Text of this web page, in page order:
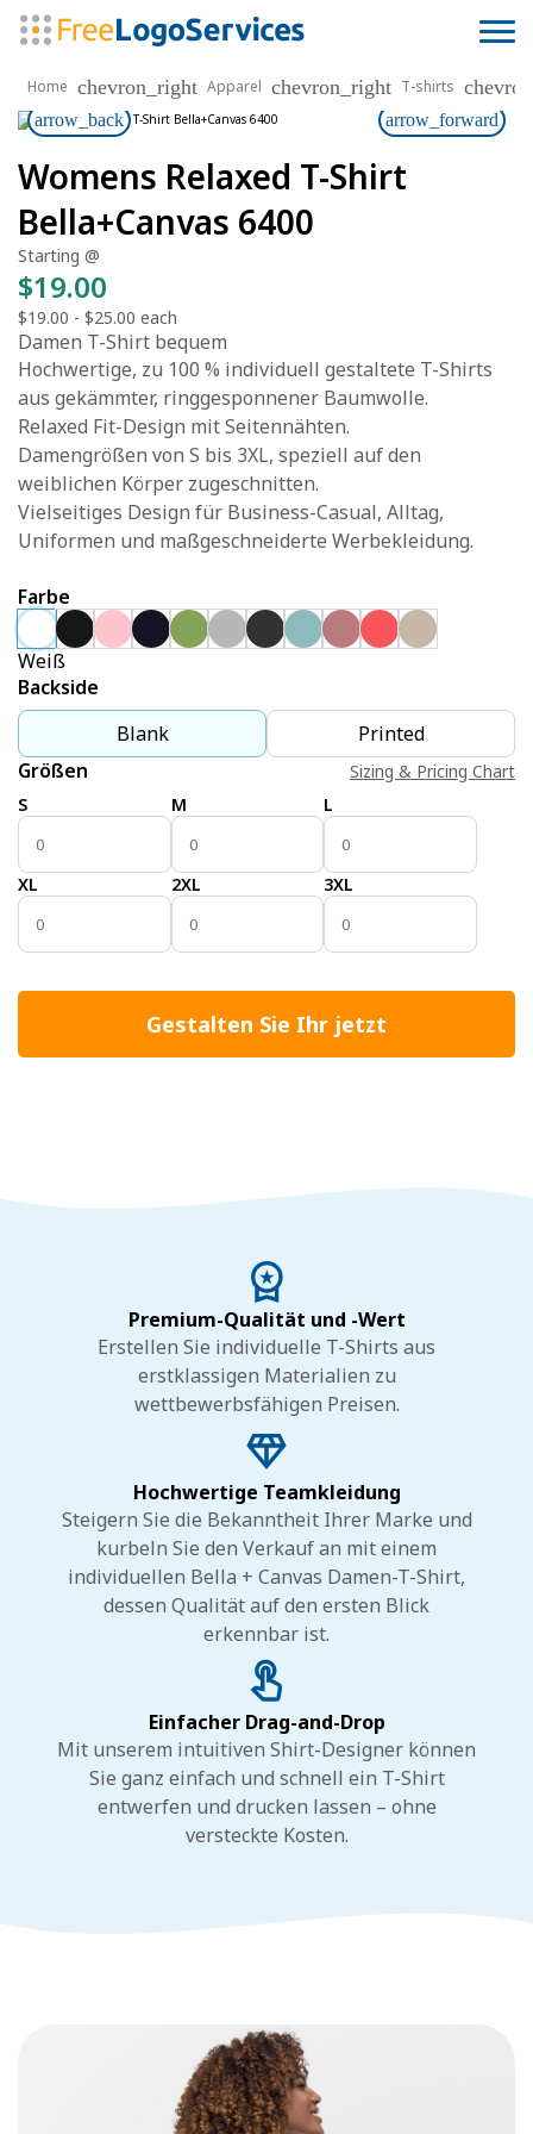
Home chevron_right Apparel chevron_right T-shirts
arrow_back arrow_forward
Womens Relaxed T-Shirt
Bella+Canvas 6400
Starting @
$19.00
$19.00 - $25.00 each
Damen T-Shirt bequem
Hochwertige, zu 100 % individuell gestaltete T-Shirts
aus gekämmter, ringgesponnener Baumwolle.
Relaxed Fit-Design mit Seitennähten.
Damengrößen von S bis 3XL, speziell auf den
weiblichen Körper zugeschnitten.
Vielseitiges Design für Business-Casual, Alltag,
Uniformen und maßgeschneiderte Werbekleidung.
Farbe
Weiß
Backside
Blank
Printed
Größen
Sizing & Pricing Chart
S
M L
XL 2XL 3XL
Gestalten Sie Ihr jetzt
Premium-Qualität und -Wert
Erstellen Sie individuelle T-Shirts aus
erstklassigen Materialien zu
wettbewerbsfähigen Preisen.
Hochwertige Teamkleidung
Steigern Sie die Bekanntheit Ihrer Marke und
kurbeln Sie den Verkauf an mit einem
individuellen Bella + Canvas Damen-T-Shirt,
dessen Qualität auf den ersten Blick
erkennbar ist.
Einfacher Drag-and-Drop
Mit unserem intuitiven Shirt-Designer können
Sie ganz einfach und schnell ein T-Shirt
entwerfen und drucken lassen – ohne
versteckte Kosten.